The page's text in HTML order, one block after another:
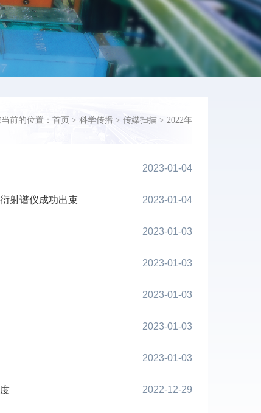
前的位置： 首页 > 科学传播 > 传媒扫描 > 2022年
2023-01-04
射谱仪成功出束 2023-01-04
2023-01-03
2023-01-03
2023-01-03
2023-01-03
2023-01-03
2022-12-29